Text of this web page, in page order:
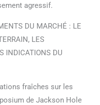
agressif.
DU MARCHÉ : LE
LES
INDICATIONS DU
fraîches sur les
de Jackson Hole